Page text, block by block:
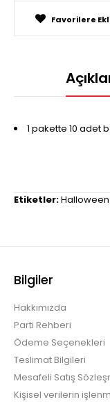
Favorilere
1 pakette 10 adet
Etiketler:Halloween
Bilgiler
Hakkımızda
Parti Rehberi
Ödeme Seçenekleri
Teslimat Bilgileri
Mesafeli Satış
Kişisel verilerin